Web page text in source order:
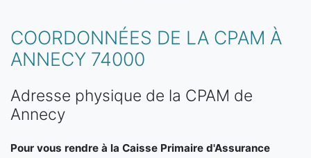
COORDONNÉES DE LA CPAM À
ANNECY 74000
Adresse physique de la CPAM de
Annecy
Pour vous rendre à la Caisse Primaire d'Assurance